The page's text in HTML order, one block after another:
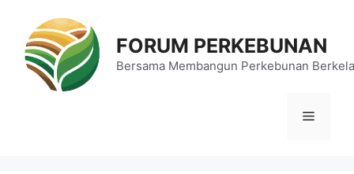
FORUM PERKEBUNAN
Bersama Membangun Perkebunan
Menu